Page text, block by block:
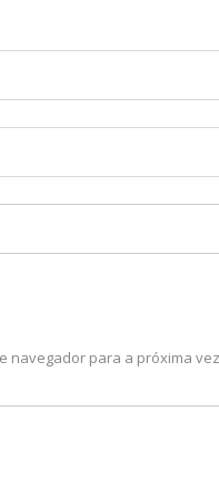
13:03 Prefeitura de
12:56 OMS declara fim
12:45 Fornecedores
10:58 Idosa comemora
navegador para a próxima